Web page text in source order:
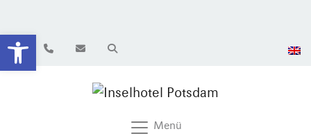
Werkzeugleiste öffnen
Menü